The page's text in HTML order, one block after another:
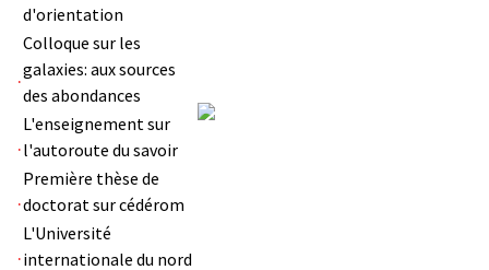
d'orientation
Colloque sur les
galaxies: aux sources
des abondances
L'enseignement sur
l'autoroute du savoir
Première thèse de
doctorat sur cédérom
L'Université
internationale du nord